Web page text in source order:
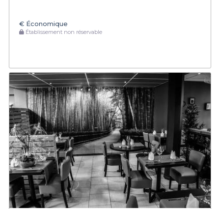
€ Économique
Établissement non réservable